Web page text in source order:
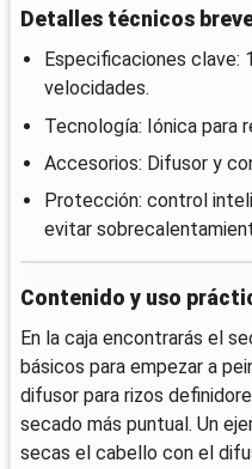
Detalles técnicos
Especificaciones clave:
velocidades.
Tecnología: Iónica para
Accesorios: Difusor y
Protección: control
evitar
Contenido y uso
En la caja encontrarás el
básicos para empezar a
difusor para rizos
secado más puntual. Un
secas el cabello con el